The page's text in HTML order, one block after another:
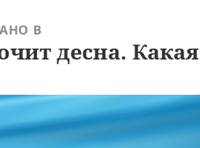
В
десна.